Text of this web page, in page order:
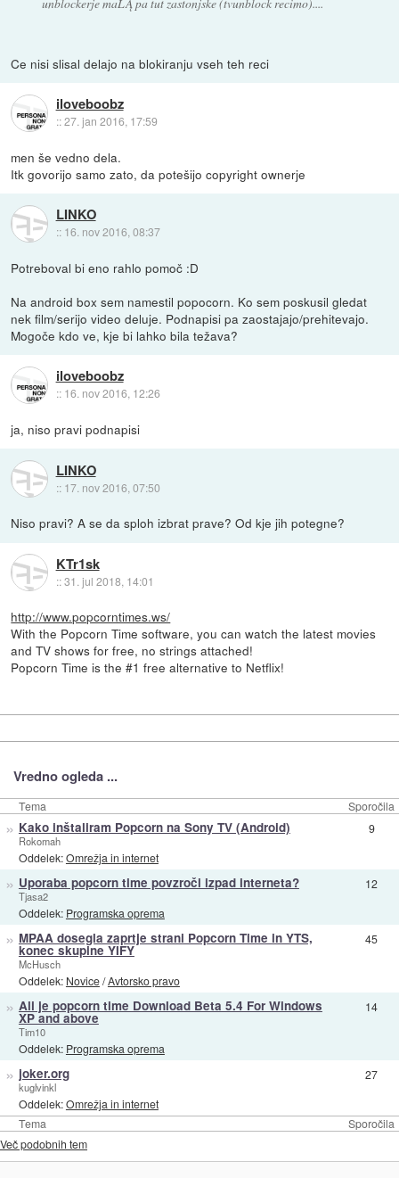
Ce nisi slisal delajo na blokiranju vseh teh reci
iloveboobz
::27. jan 2016, 17:59
men še vedno dela.
Itk govorijo samo zato, da potešijo copyright ownerje
LINKO
:: 16. nov 2016, 08:37
Potreboval bi eno rahlo pomoč :D
Na android box sem namestil popocorn. Ko sem poskusil gledat
nek film/serijo video deluje. Podnapisi pa zaostajajo/prehitevajo.
Mogoče kdo ve, kje bi lahko bila težava?
iloveboobz
:: 16. nov 2016, 12:26
ja, niso pravi podnapisi
LINKO
:: 17. nov 2016, 07:50
Niso pravi? A se da sploh izbrat prave? Od kje jih potegne?
KTr1sk
::31. jul 2018, 14:01
http://www.popcorntimes.ws/
With the Popcorn Time software, you can watch the latest movies
and TV shows for free, no strings attached!
Popcorn Time is the #1 free alternative to Netflix!
Vredno ogleda ...
Tema Sporočila
Tema Sporočila
» Kako inštaliram Popcorn na Sony TV (Android)
Rokomah
Oddelek:Omrežja in internet
9
» Uporaba popcorn time povzroči izpad interneta?
Tjasa2
Oddelek: Programska oprema
12
» MPAA dosegla zaprtje strani Popcorn Time in YTS,
konec skupine YIFY
McHusch
Oddelek: Novice/Avtorsko pravo
45
» Ali je popcorn time Download Beta 5.4 For Windows
XP and above
Tim10
Oddelek: Programska oprema
14
» joker.org
kuglvinkl
Oddelek:Omrežja in internet
27
Več podobnih tem